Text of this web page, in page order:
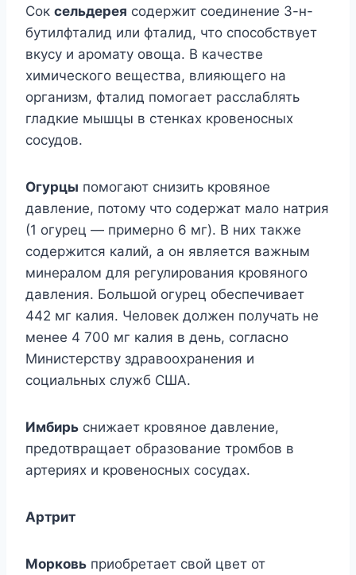
Сок сельдерея содержит соединение 3-н-
бутилфталид или фталид, что способствует
вкусу и аромату овоща. В качестве
химического вещества, влияющего на
организм, фталид помогает расслаблять
гладкие мышцы в стенках кровеносных
сосудов.
Огурцы помогают снизить кровяное
давление, потому что содержат мало натрия
(1 огурец — примерно 6 мг). В них также
содержится калий, а он является важным
минералом для регулирования кровяного
давления. Большой огурец обеспечивает
442 мг калия. Человек должен получать не
менее 4 700 мг калия в день, согласно
Министерству здравоохранения и
социальных служб США.
Имбирь снижает кровяное давление,
предотвращает образование тромбов в
артериях и кровеносных сосудах.
Артрит
Морковь приобретает свой цвет от